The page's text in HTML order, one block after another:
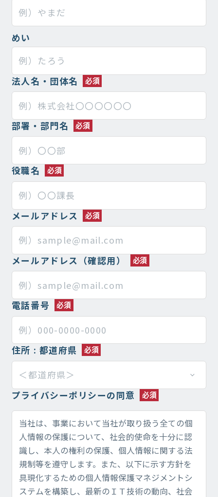
めい
法人名・団体名
部署・部門名
役職名
メールアドレス
メールアドレス（確認用）
電話番号
住所 : 都道府県
プライバシーポリシーの同意